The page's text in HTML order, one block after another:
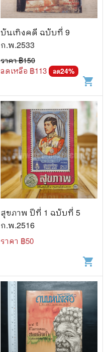
บันเทิงคดี ฉบับที่ 9
ก.พ.2533
ราคา ฿150
ลดเหลือ ฿113 ลด24%
shopping_cart
สุขภาพ ปีที่ 1 ฉบับที่ 5
ก.พ.2516
ราคา ฿50
shopping_cart